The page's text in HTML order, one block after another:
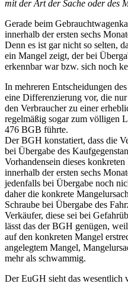
mit der Art der Sache oder des
Gerade beim
innerhalb der ersten sechs
Denn es ist gar nicht so selten,
ein Mangel zeigt, der bei
erkennbar war bzw. sich noch
In mehreren Entscheidungen
eine Differenzierung vor, die
den Verbraucher zu einer
regelmäßig sogar zum völligen
476 BGB führte.
Der BGH konstatiert, dass die
bei Übergabe des
Vorhandensein dieses
innerhalb der ersten sechs
jedenfalls bei Übergabe noch
daher die konkrete
Schraube bei Übergabe des
Verkäufer, diese sei bei
lässt das der BGH genügen,
auf den konkreten Mangel
angelegtem Mangel,
mehr als schwammig.
Der EuGH sieht das wesentlich